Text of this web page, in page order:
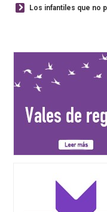
Los infantiles que no